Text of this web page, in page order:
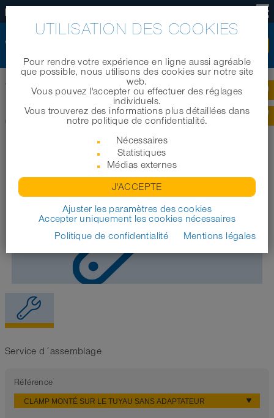
Tuyaux industriels |
CONNECT CLAMP ASSEMBLY 229
Service d´assemblage
Référence
UTILISATION DES COOKIES
Pour rendre votre expérience en ligne aussi agréable
que possible, nous utilisons des cookies sur notre site
web.
Vous pouvez l'accepter ou effectuer des réglages
individuels.
Vous trouverez des informations plus détaillées dans
notre politique de confidentialité.
Nécessaires
Statistiques
Médias externes
J'ACCEPTE
Ajuster les paramètres des cookies
Accepter uniquement les cookies nécessaires
Politique de confidentialité
Mentions légales